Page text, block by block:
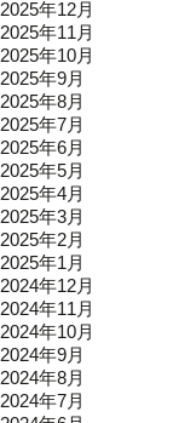
2025年12月
2025年11月
2025年10月
2025年9月
2025年8月
2025年7月
2025年6月
2025年5月
2025年4月
2025年3月
2025年2月
2025年1月
2024年12月
2024年11月
2024年10月
2024年9月
2024年8月
2024年7月